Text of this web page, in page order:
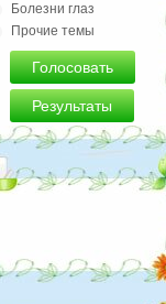
Болезни глаз
Прочие темы
Голосовать
Результаты